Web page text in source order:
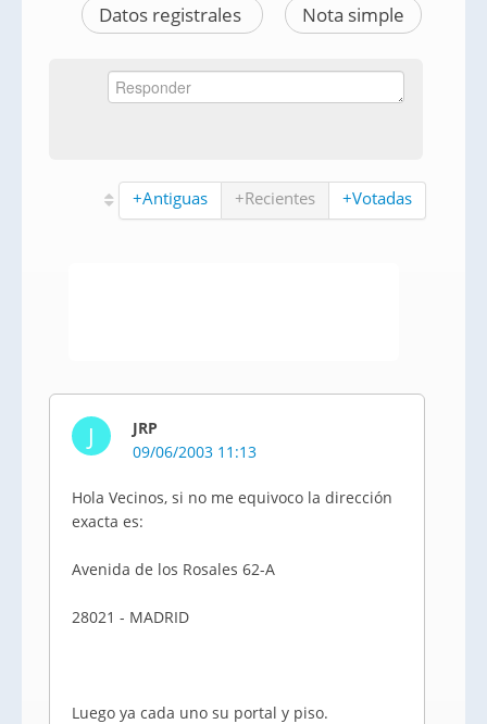
Datos registrales Nota simple
+Antiguas +Recientes +Votadas
J
JRP
09/06/2003 11:13
Hola Vecinos, si no me equivoco la dirección
exacta es:
Avenida de los Rosales 62-A
28021 - MADRID
Luego ya cada uno su portal y piso.